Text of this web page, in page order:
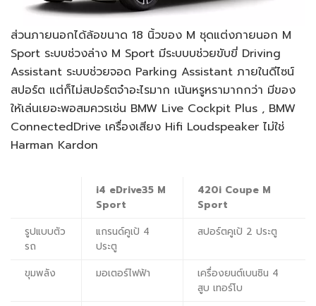
ส่วนภายนอกได้ล้อขนาด 18 นิ้วของ M ชุดแต่งภายนอก M
Sport ระบบช่วงล่าง M Sport มีระบบบช่วยขับขี่ Driving
Assistant ระบบช่วยจอด Parking Assistant ภายในดีไซน์
สปอร์ต แต่ก็ไม่สปอร์ตจ๋าอะไรมาก เน้นหรูหรามากกว่า มีของ
ให้เล่นเยอะพอสมควรเช่น BMW Live Cockpit Plus , BMW
ConnectedDrive เครื่องเสียง Hifi Loudspeaker ไม่ใช่
Harman Kardon
i4 eDrive35 M
Sport
420i Coupe M
Sport
รูปแบบตัว
รถ
แกรนด์คูเป้ 4
ประตู
สปอร์ตคูเป้ 2 ประตู
ขุมพลัง มอเตอร์ไฟฟ้า
เครื่องยนต์เบนซิน 4
สูบ เทอร์โบ